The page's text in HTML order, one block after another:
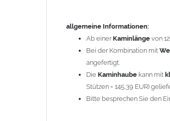
Zum Bild vergößern, bitte auf das
allgemeine Informationen:
Ab einer Kaminlänge von
Bei der Kombination mit
angefertigt.
Die Kaminhaube kann mit
Stützen = 145,39 EUR)
Bitte besprechen Sie den